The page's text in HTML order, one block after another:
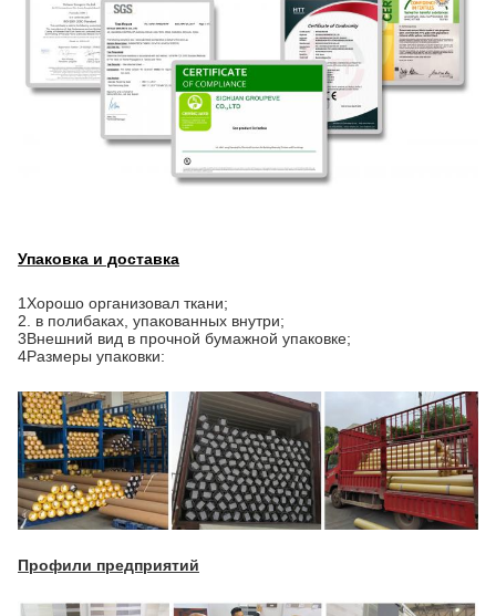
Упаковка и доставка
1Хорошо организовал ткани;
2. в полибаках, упакованных внутри;
3Внешний вид в прочной бумажной упаковке;
4Размеры упаковки:
Профили предприятий